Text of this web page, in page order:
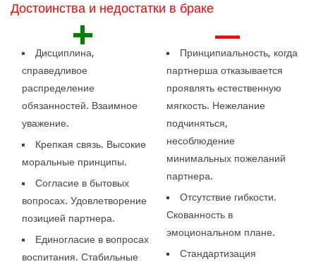
Достоинства и недостатки в браке
+
Дисциплина,
справедливое
распределение
обязанностей. Взаимное
уважение.
Крепкая связь. Высокие
моральные принципы.
Согласие в бытовых
вопросах. Удовлетворение
позицией партнера.
Единогласие в вопросах
воспитания. Стабильные
—
Принципиальность, когда
партнерша отказывается
проявлять естественную
мягкость. Нежелание
подчиняться,
несоблюдение
минимальных пожеланий
партнера.
Отсутствие гибкости.
Скованность в
эмоциональном плане.
Стандартизация